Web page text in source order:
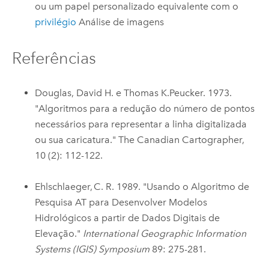
ou um papel personalizado equivalente com o
privilégio Análise de imagens​
Referências
Douglas, David H. e Thomas K.Peucker. 1973.
"Algoritmos para a redução do número de pontos
necessários para representar a linha digitalizada
ou sua caricatura." The Canadian Cartographer,
10 (2): 112-122.
Ehlschlaeger, C. R. 1989. "Usando o Algoritmo de
Pesquisa AT para Desenvolver Modelos
Hidrológicos a partir de Dados Digitais de
Elevação." International Geographic Information
Systems (IGIS) Symposium 89: 275-281.